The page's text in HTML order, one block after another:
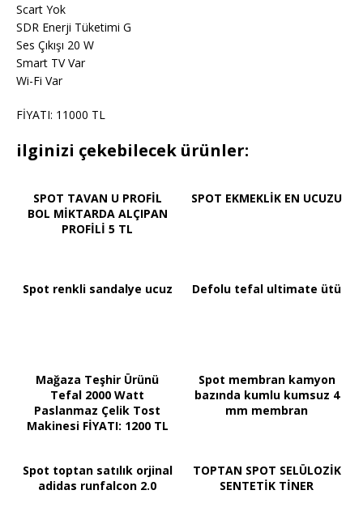
Scart Yok
SDR Enerji Tüketimi G
Ses Çıkışı 20 W
Smart TV Var
Wi-Fi Var
FİYATI: 11000 TL
ilginizi çekebilecek ürünler:
SPOT TAVAN U PROFİL
BOL MİKTARDA ALÇIPAN
PROFİLİ 5 TL
SPOT EKMEKLİK EN UCUZU
Spot renkli sandalye ucuz Defolu tefal ultimate ütü
Mağaza Teşhir Ürünü
Tefal 2000 Watt
Paslanmaz Çelik Tost
Makinesi FİYATI: 1200 TL
Spot membran kamyon
bazında kumlu kumsuz 4
mm membran
Spot toptan satılık orjinal
adidas runfalcon 2.0
TOPTAN SPOT SELÜLOZİK
SENTETİK TİNER